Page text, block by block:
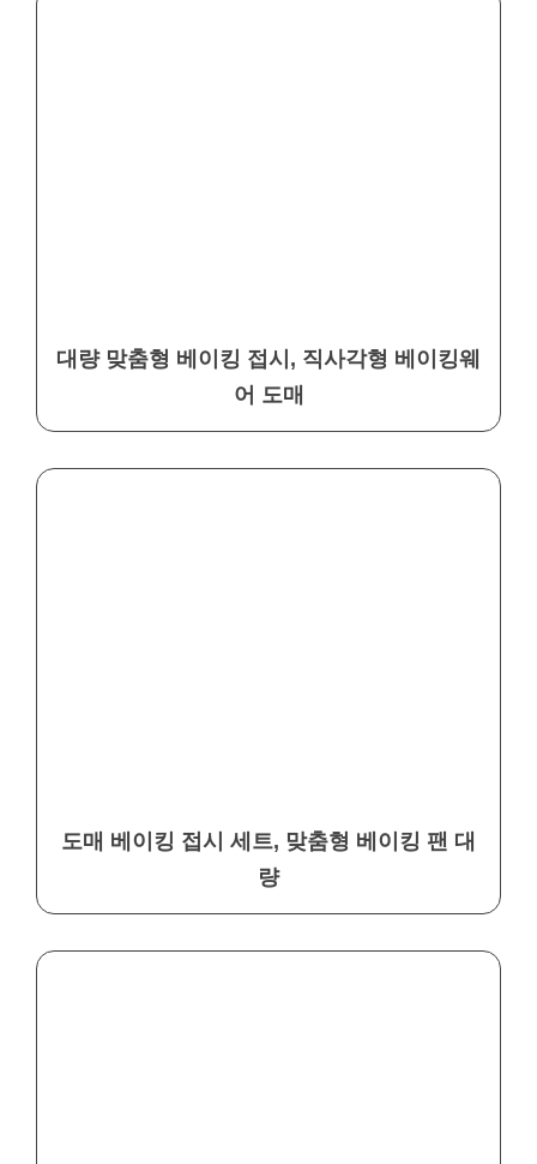
대량 맞춤형 베이킹 접시, 직사각형 베이킹웨
어 도매
도매 베이킹 접시 세트, 맞춤형 베이킹 팬 대
량